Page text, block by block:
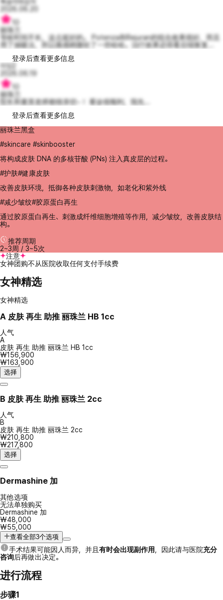
丽珠兰
等候时间不长，这点挺好的。 Potenza和Rejuran的组合效果很好，而且
用了抽吸法，所以痛感稍微轻了一些哈哈。治疗效果还得看后续恢复...
登录后查看更多信息
이잉2
2026.06.19
丽珠兰
院长和素英老师都很亲切~！ 看诊很顺利，我先...
登录后查看更多信息
丽珠兰黑盒
#skincare #skinbooster
将构成皮肤 DNA 的多核苷酸 (PNs) 注入真皮层的过程。
#护肤#健康皮肤
改善皮肤环境，抵御各种皮肤刺激物，如老化和紫外线
#减少皱纹#胶原蛋白再生
通过胶原蛋白再生、刺激成纤维细胞增殖等作用，减少皱纹，改善皮肤结
构。
推荐周期
2~3周 / 3~5次
注意
女神团购不从医院收取任何支付手续费
女神精选
女神精选
A 皮肤 再生 助推 丽珠兰 HB 1cc
人气
A
皮肤 再生 助推 丽珠兰 HB 1cc
₩156,900
₩163,900
选择
B 皮肤 再生 助推 丽珠兰 2cc
人气
B
皮肤 再生 助推 丽珠兰 2cc
₩210,800
₩217,800
选择
Dermashine 加
其他选项
无法单独购买
Dermashine 加
₩48,000
₩55,000
查看全部3个选项
手术结果可能因人而异，并且 有时会出现副作用 ，因此请与医院充分
咨询后再做出决定。
进行流程
步骤1